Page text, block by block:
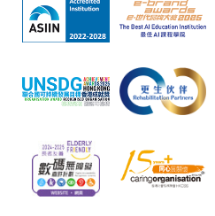
-短期課程
-個別學歷頒授課程
報讀同一學歷頒授
個別課程為須報讀同一學歷
交下期學費的學員，提供網